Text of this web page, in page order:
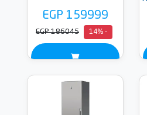
EGP 159999
- 14%
EGP 186045